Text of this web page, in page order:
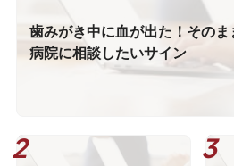
歯みがき中に血が出た！その
病院に相談したいサイン